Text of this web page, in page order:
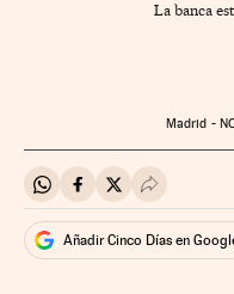
La banca
Madrid -
Compartir en Whatsapp
Compartir en
Compartir en
Desplegar
Añadir Cinco Días en